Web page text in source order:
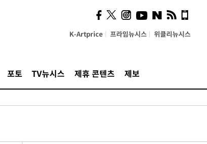
K-Artprice 프라임뉴시스 위클리뉴시스
포토 TV뉴시스 제휴 콘텐츠 제보
시, 스마트폰 액세서리에
NFC 더했다